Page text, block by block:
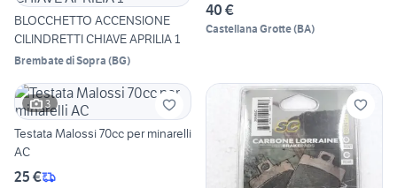
BLOCCHETTO ACCENSIONE
CILINDRETTI CHIAVE APRILIA 1
Brembate di Sopra (BG)
40 €
Castellana Grotte(BA)
3
Testata Malossi 70cc per minarelli
AC
25 €